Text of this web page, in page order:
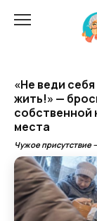
«Не веди
жить!» —
собственной
места
Чужое присутствие